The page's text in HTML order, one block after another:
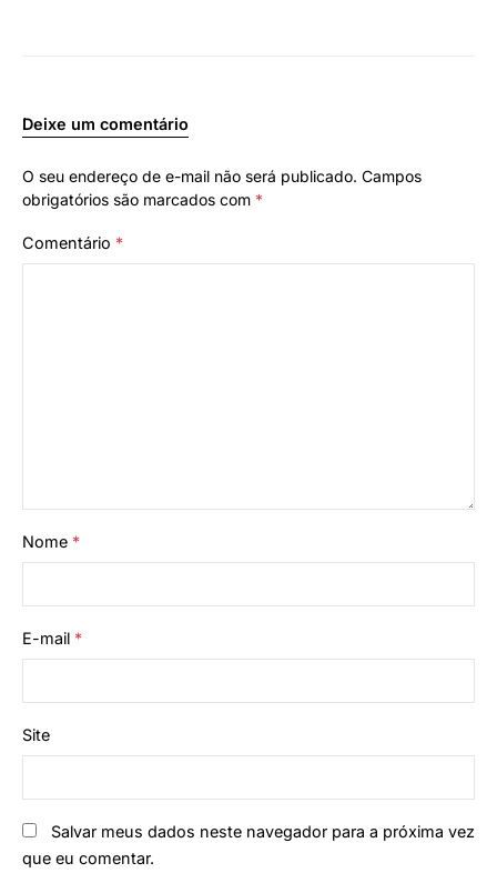
Deixe um comentário
O seu endereço de e-mail não será publicado. Campos
obrigatórios são marcados com *
Comentário *
Nome *
E-mail *
Site
Salvar meus dados neste navegador para a próxima vez
que eu comentar.